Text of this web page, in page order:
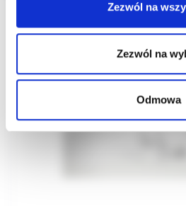
Zezwól na
Zezwól na
Odmowa